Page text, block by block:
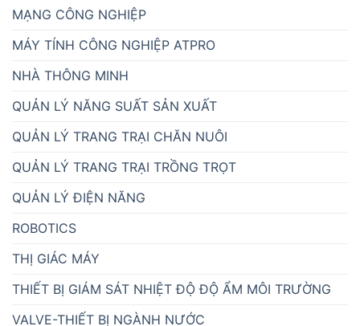
MẠNG CÔNG NGHIỆP
MÁY TÍNH CÔNG NGHIỆP ATPRO
NHÀ THÔNG MINH
QUẢN LÝ NĂNG SUẤT SẢN XUẤT
QUẢN LÝ TRANG TRẠI CHĂN NUÔI
QUẢN LÝ TRANG TRẠI TRỒNG TRỌT
QUẢN LÝ ĐIỆN NĂNG
ROBOTICS
THỊ GIÁC MÁY
THIẾT BỊ GIÁM SÁT NHIỆT ĐỘ ĐỘ ẨM MÔI TRƯỜNG
VALVE-THIẾT BỊ NGÀNH NƯỚC